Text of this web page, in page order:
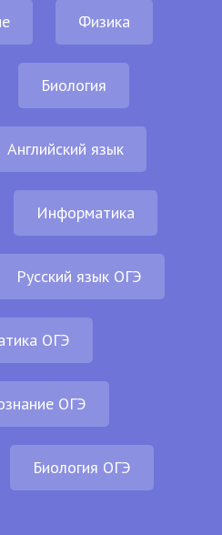
Физика
Биология
Английский язык
Информатика
Русский язык ОГЭ
ОГЭ
ОГЭ
Биология ОГЭ